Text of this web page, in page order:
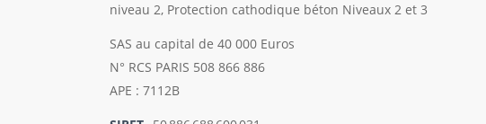
niveau 2, Protection cathodique béton Niveaux 2 et 3
SAS au capital de 40 000 Euros
N° RCS PARIS 508 866 886
APE : 7112B